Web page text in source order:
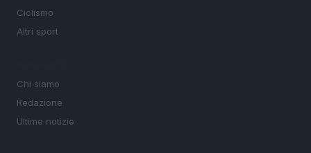
Ciclismo
Altri sport
Chi siamo
Redazione
Ultime notizie